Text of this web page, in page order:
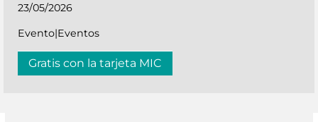
23/05/2026
Evento|Eventos
Gratis con la tarjeta MIC